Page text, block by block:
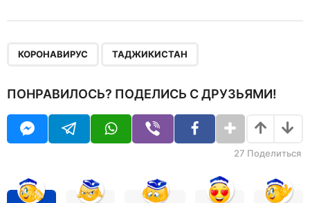
КОРОНАВИРУС ТАДЖИКИСТАН
ПОНРАВИЛОСЬ? ПОДЕЛИСЬ С ДРУЗЬЯМИ!
27 Поделиться